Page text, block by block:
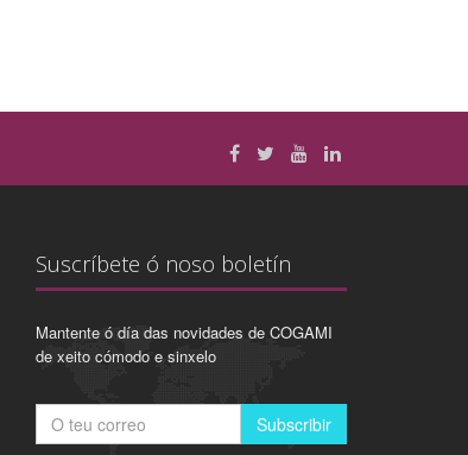
Suscríbete ó noso boletín
Mantente ó día das novidades de COGAMI
de xeito cómodo e sinxelo
Subscribir